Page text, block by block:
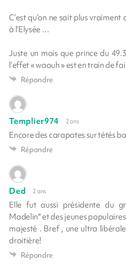
C’est qu’on ne sait plus vraiment
à l’Elysée …
Juste un mois que prince du
l’effet « waouh » est en train de
Répondre
Templier974 2 ans
Encore des carapates sur tétés
Répondre
Ded 2 ans
Elle fut aussi présidente du
Madelin" et des jeunes
majesté . Bref , une ultra
droitière!
Répondre